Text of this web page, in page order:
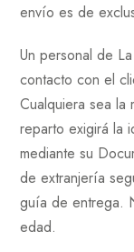
envío es de
Un personal de
contacto con el
Cualquiera sea
reparto exigirá la
mediante su
de extranjería
guía de entrega.
edad.